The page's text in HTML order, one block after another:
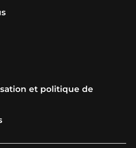
et politique de